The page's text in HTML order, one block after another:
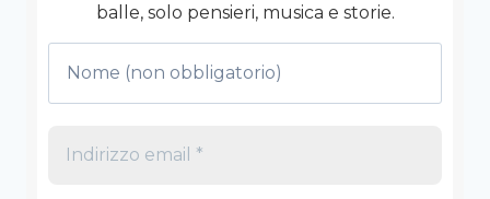
balle, solo pensieri, musica e storie.